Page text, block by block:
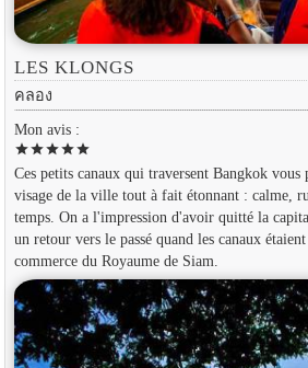
LES KLONGS
คลอง
Mon avis :
starstarstarstarstar
Ces petits canaux qui traversent Bangkok
visage de la ville tout à fait étonnant : calme,
temps. On a l'impression d'avoir quitté la
un retour vers le passé quand les canaux
commerce du Royaume de Siam.